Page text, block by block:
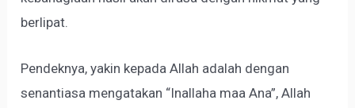
berlipat.
Pendeknya, yakin kepada Allah adalah dengan
senantiasa mengatakan “Inallaha maa Ana”, Allah